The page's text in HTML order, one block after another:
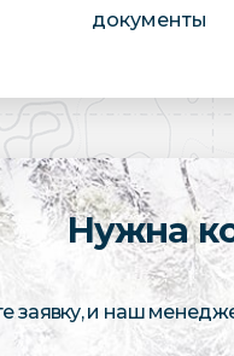
документы
Нужна
заявку, и наш